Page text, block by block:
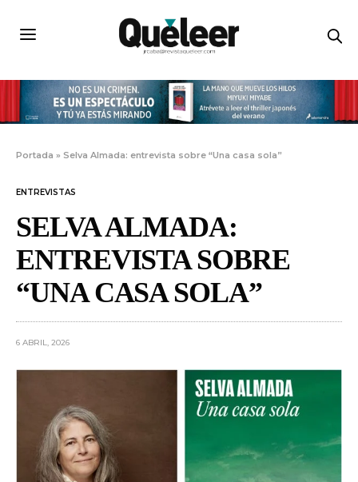
Portada »Selva Almada: entrevista sobre “Una casa sola”
ENTREVISTAS
SELVA ALMADA:
ENTREVISTA SOBRE
“UNA CASA SOLA”
6 ABRIL, 2026